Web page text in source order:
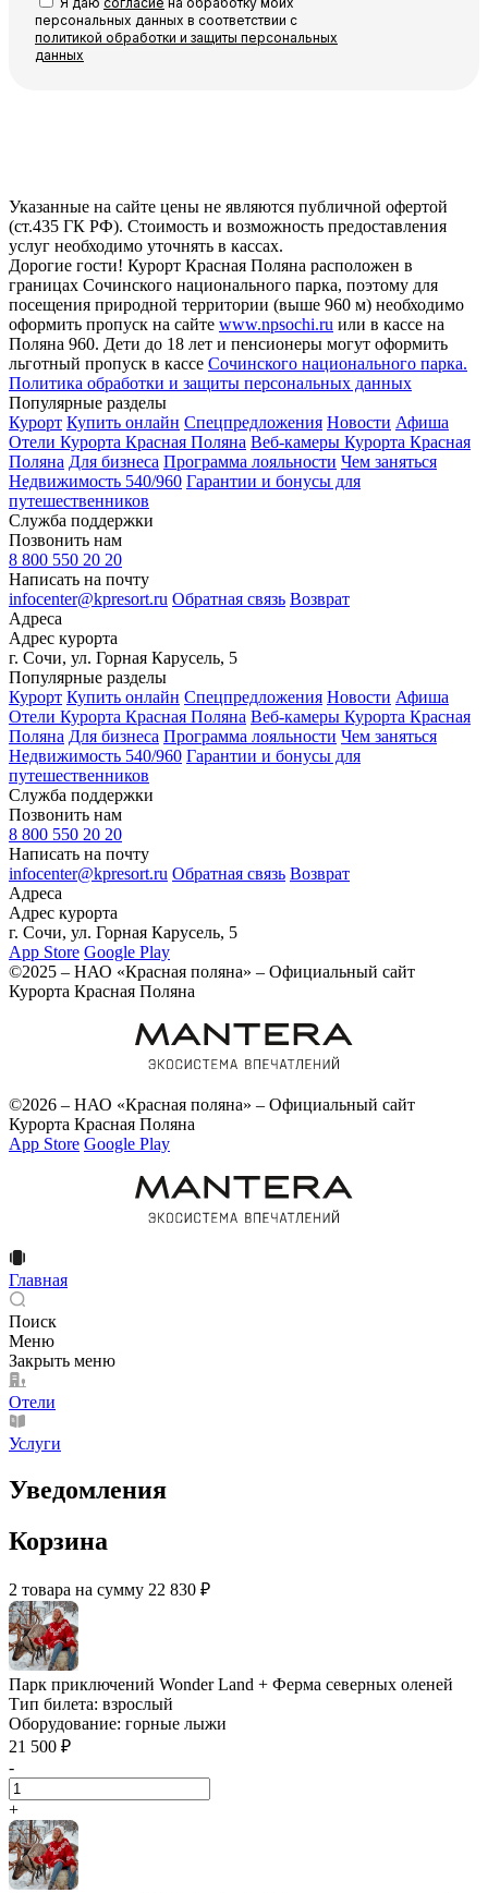
персональных данных в соответствии с
политикой обработки и защиты персональных
данных
Указанные на сайте цены не являются публичной офертой
(ст.435 ГК РФ). Стоимость и возможность предоставления
услуг необходимо уточнять в кассах.
Дорогие гости! Курорт Красная Поляна расположен в
границах Сочинского национального парка, поэтому для
посещения природной территории (выше 960 м) необходимо
оформить пропуск на сайте www.npsochi.ru или в кассе на
Поляна 960. Дети до 18 лет и пенсионеры могут оформить
льготный пропуск в кассе Сочинского национального парка.
Политика обработки и защиты персональных данных
Популярные разделы
Курорт Купить онлайн Спецпредложения Новости Афиша
Отели Курорта Красная Поляна Веб-камеры Курорта Красная
Поляна Для бизнеса Программа лояльности Чем заняться
Недвижимость 540/960 Гарантии и бонусы для
путешественников
Служба поддержки
Позвонить нам
8 800 550 20 20
Написать на почту
infocenter@kpresort.ru Обратная связь Возврат
Адреса
Адрес курорта
г. Сочи, ул. Горная Карусель, 5
Популярные разделы
Курорт Купить онлайн Спецпредложения Новости Афиша
Отели Курорта Красная Поляна Веб-камеры Курорта Красная
Поляна Для бизнеса Программа лояльности Чем заняться
Недвижимость 540/960 Гарантии и бонусы для
путешественников
Служба поддержки
Позвонить нам
8 800 550 20 20
Написать на почту
infocenter@kpresort.ru Обратная связь Возврат
Адреса
Адрес курорта
г. Сочи, ул. Горная Карусель, 5
App Store Google Play
©2025 – НАО «Красная поляна» – Официальный сайт
Курорта Красная Поляна
©2026 – НАО «Красная поляна» – Официальный сайт
Курорта Красная Поляна
App Store Google Play
Главная
Поиск
Меню
Закрыть меню
Отели
Услуги
Уведомления
Корзина
2 товара на сумму 22 830 ₽
Парк приключений Wonder Land + Ферма северных оленей
Тип билета: взрослый
Оборудование: горные лыжи
21 500 ₽
-
+